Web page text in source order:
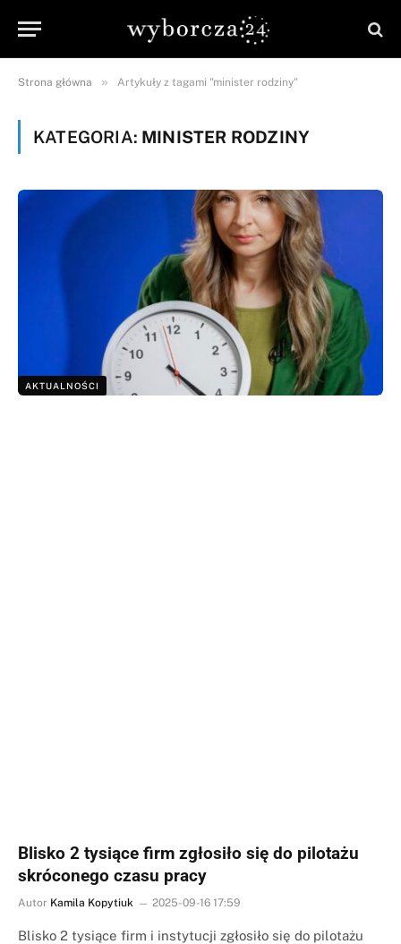
Strona główna » Artykuły z tagami "minister rodziny"
KATEGORIA: MINISTER RODZINY
AKTUALNOŚCI
Blisko 2 tysiące firm zgłosiło się do pilotażu
skróconego czasu pracy
Autor Kamila Kopytiuk 2025-09-16 17:59
Blisko 2 tysiące firm i instytucji zgłosiło się do pilotażu